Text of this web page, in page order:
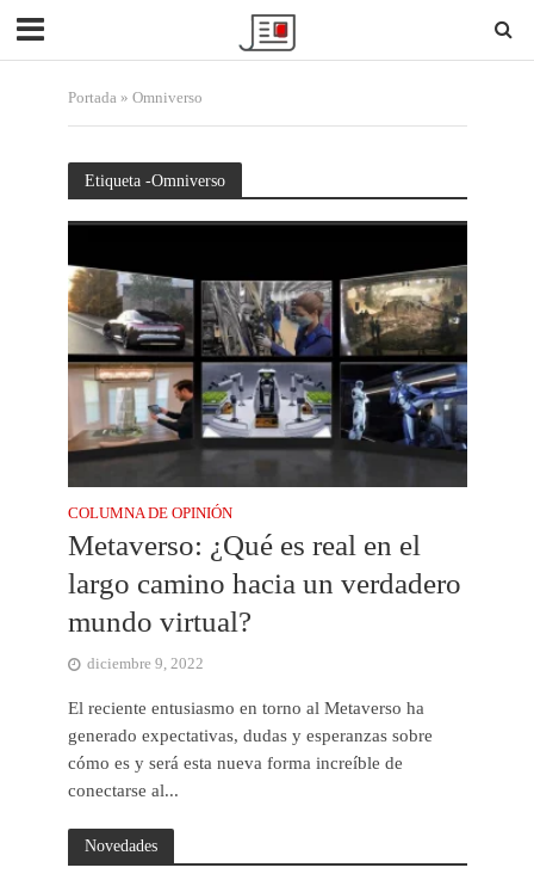
Portada» Omniverso
Etiqueta -Omniverso
COLUMNA DE OPINIÓN
Metaverso: ¿Qué es real en el
largo camino hacia un verdadero
mundo virtual?
diciembre 9, 2022
El reciente entusiasmo en torno al Metaverso ha
generado expectativas, dudas y esperanzas sobre
cómo es y será esta nueva forma increíble de
conectarse al...
Novedades